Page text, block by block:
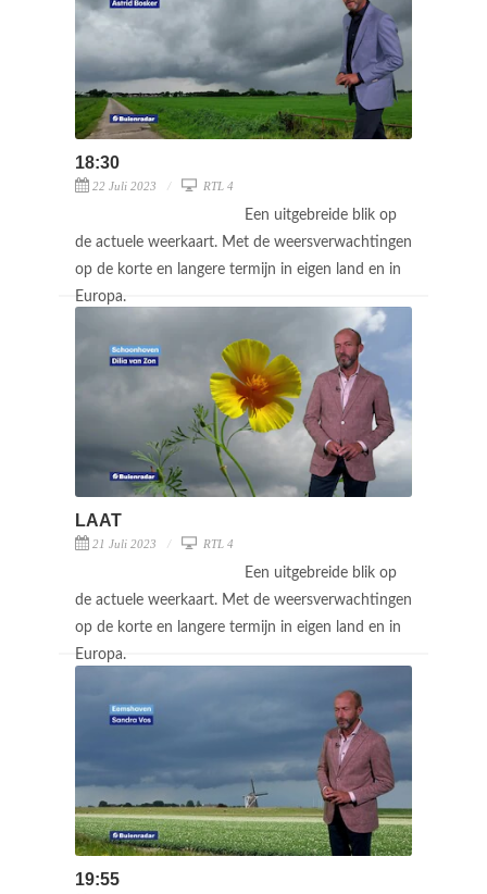
18:30
22 Juli 2023 RTL 4
Een uitgebreide blik op
de actuele weerkaart. Met de weersverwachtingen
op de korte en langere termijn in eigen land en in
Europa.
LAAT
21 Juli 2023 RTL 4
Een uitgebreide blik op
de actuele weerkaart. Met de weersverwachtingen
op de korte en langere termijn in eigen land en in
Europa.
19:55